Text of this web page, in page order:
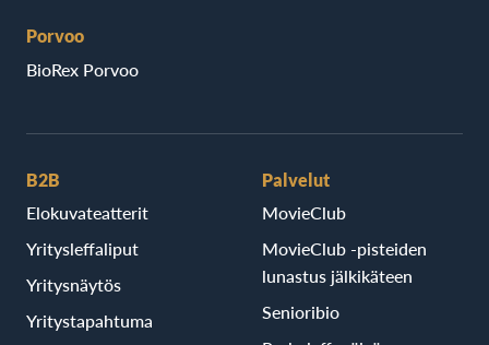
Porvoo
BioRex Porvoo
B2B
Elokuvateatterit
Yritysleffaliput
Yritysnäytös
Yritystapahtuma
Palvelut
MovieClub
MovieClub -pisteiden
lunastus jälkikäteen
Senioribio